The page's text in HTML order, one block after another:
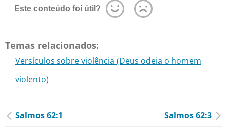
Este conteúdo foi útil?
Temas relacionados:
Versículos sobre violência (Deus odeia o homem
violento)
Salmos 62:1 Salmos 62:3